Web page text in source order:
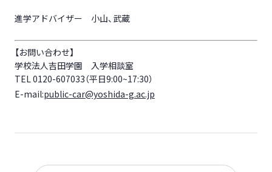
進学アドバイザー 小山、武蔵
【お問い合わせ】
学校法人吉田学園 入学相談室
TEL 0120-607033（平日9:00~17:30）
E-mail:public-car@yoshida-g.ac.jp